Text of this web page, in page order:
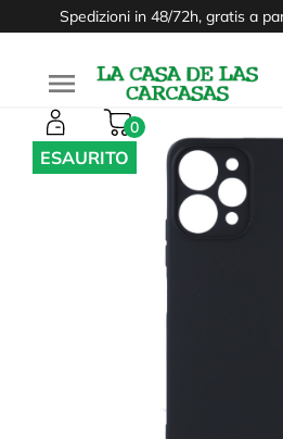
Spedizioni in 48/72h, gratis a

0
ESAURITO